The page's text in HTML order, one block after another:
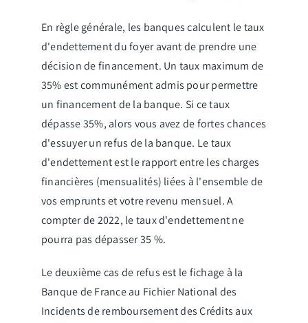
En règle générale, les banques calculent le taux
d'endettement du foyer avant de prendre une
décision de financement. Un taux maximum de
35% est communément admis pour permettre
un financement de la banque. Si ce taux
dépasse 35%, alors vous avez de fortes chances
d'essuyer un refus de la banque. Le taux
d'endettement est le rapport entre les charges
financières (mensualités) liées à l'ensemble de
vos emprunts et votre revenu mensuel. A
compter de 2022, le taux d'endettement ne
pourra pas dépasser 35 %.
Le deuxième cas de refus est le fichage à la
Banque de France au Fichier National des
Incidents de remboursement des Crédits aux